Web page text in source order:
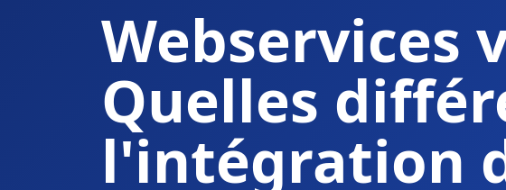
Webservices
Quelles
l'intégration